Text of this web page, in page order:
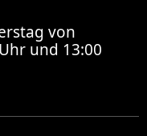
von
und 13:00